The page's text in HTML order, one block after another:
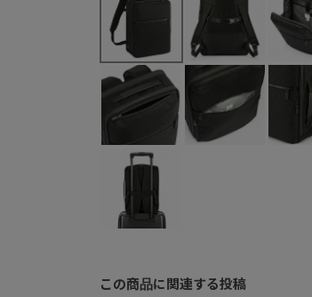
この商品に関連する投稿